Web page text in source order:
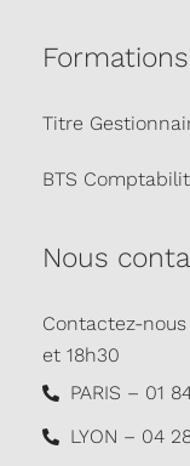
Formations
Titre
BTS
Nous
Contactez-
et 18h30
PARIS – 01
LYON – 04